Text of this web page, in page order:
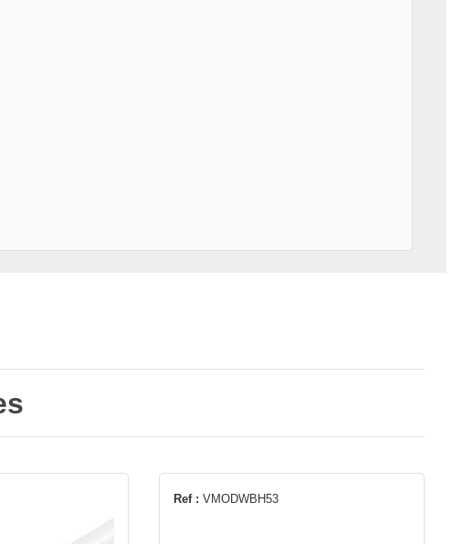
Ref : VMODWBH53